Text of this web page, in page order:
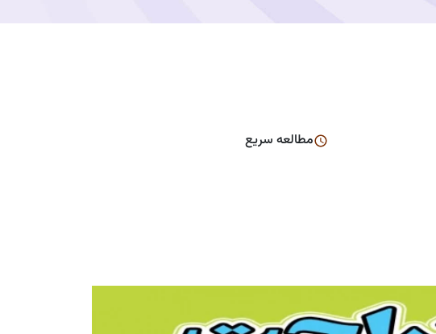
مطالعه سریع